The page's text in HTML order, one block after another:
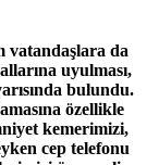
vatandaşlara da
uyulması,
bulundu.
özellikle
kemerimizi,
cep telefonu